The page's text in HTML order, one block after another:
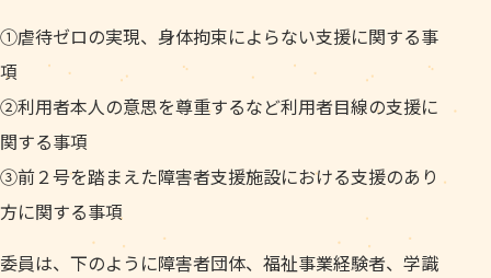
①虐待ゼロの実現、身体拘束によらない支援に関する事
項
②利用者本人の意思を尊重するなど利用者目線の支援に
関する事項
③前２号を踏まえた障害者支援施設における支援のあり
方に関する事項
委員は、下のように障害者団体、福祉事業経験者、学識